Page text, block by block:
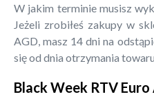
W jakim terminie musisz
Jeżeli zrobiłeś zakupy w
AGD, masz 14 dni na
się od dnia otrzymania towaru.
Black Week RTV